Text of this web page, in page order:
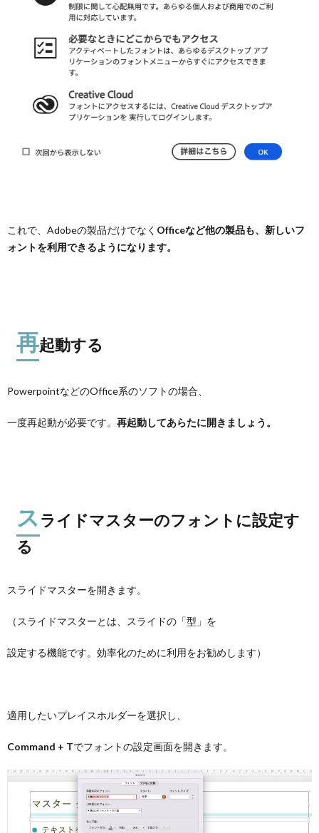
これで、Adobeの製品だけでなく Officeなど他の製品も、新しいフ
ォントを利用できるようになります。
再起動する
PowerpointなどのOffice系のソフトの場合、
一度再起動が必要です。 再起動してあらたに開きましょう。
スライドマスターのフォントに設定す
る
スライドマスターを開きます。
（スライドマスターとは、スライドの「型」を
設定する機能です。効率化のために利用をお勧めします）
適用したいプレイスホルダーを選択し、
Command + Tでフォントの設定画面を開きます。